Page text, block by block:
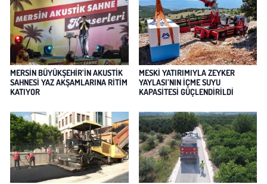
MERSİN BÜYÜKŞEHİR’İN AKUSTİK
SAHNESİ YAZ AKŞAMLARINA RİTİM
KATIYOR
MESKİ YATIRIMIYLA ZEYKER
YAYLASI’NIN İÇME SUYU
KAPASİTESİ GÜÇLENDİRİLDİ